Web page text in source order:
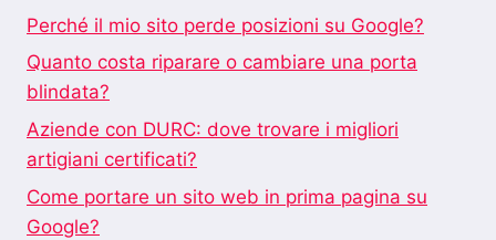
Perché il mio sito perde posizioni su Google?
Quanto costa riparare o cambiare una porta
blindata?
Aziende con DURC: dove trovare i migliori
artigiani certificati?
Come portare un sito web in prima pagina su
Google?